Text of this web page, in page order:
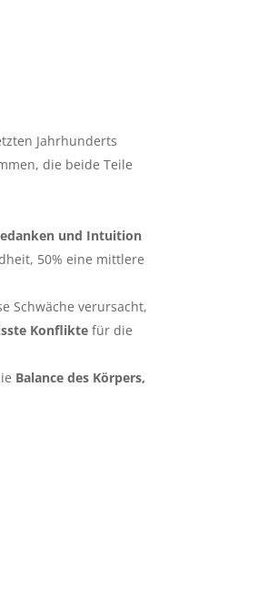
Jahrhunderts
die beide Teile
und Intuition
50% eine mittlere
Schwäche verursacht,
Konfliktefür die
Balance des Körpers,